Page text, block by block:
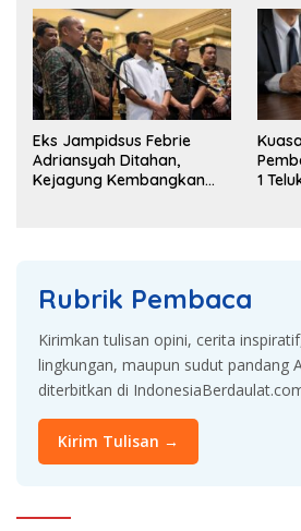
Eks Jampidsus Febrie
Adriansyah Ditahan,
Kejagung Kembangkan
1
Rubrik Pembaca
Kirimkan tulisan opini, cerita
lingkungan, maupun sudut pandang
diterbitkan di
Kirim Tulisan →